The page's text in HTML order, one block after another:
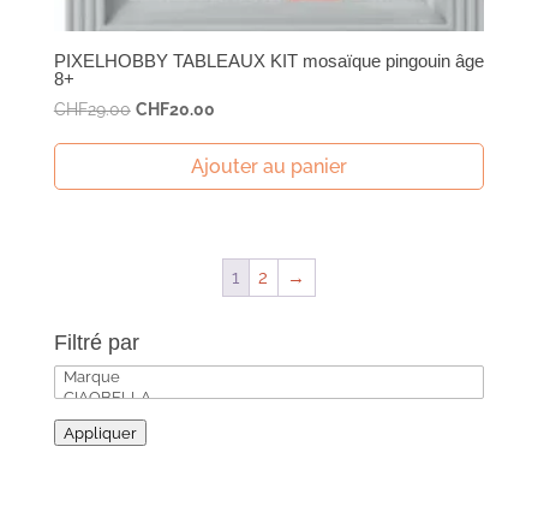
PIXELHOBBY TABLEAUX KIT mosaïque pingouin âge
8+
CHF29.00 Le
était :
CHF20.00Le
actuel
est :
Ajouter au panier
1 2 →
Filtré par
Appliquer